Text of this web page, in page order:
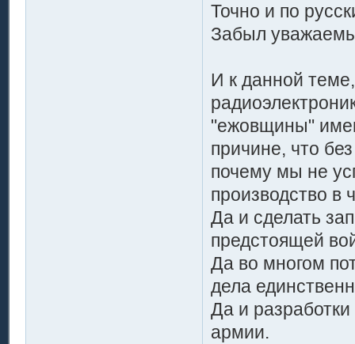
Точно и по
Забыл
И к данной
"ежовщины"
причине, что
почему мы не
производство в
Да и сделать
предстоящей
Да во многом
дела
Да и
армии.